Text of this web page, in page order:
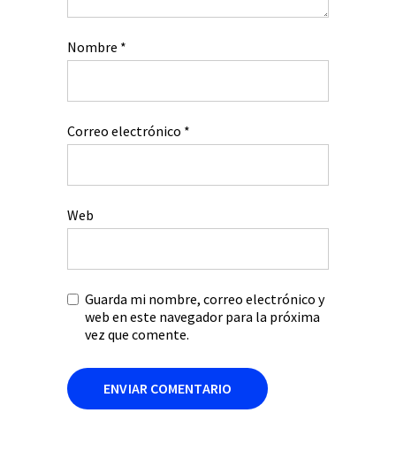
Nombre *
Correo electrónico *
Web
Guarda mi nombre, correo electrónico y
web en este navegador para la próxima
vez que comente.